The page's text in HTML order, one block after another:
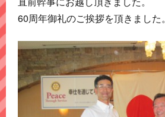
60周年御礼のご挨拶を頂きました。